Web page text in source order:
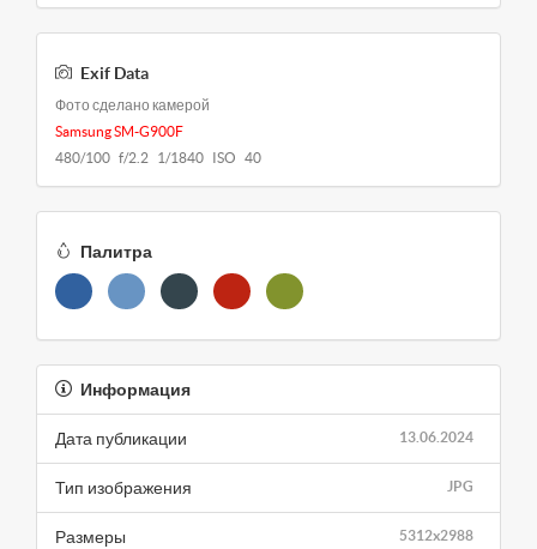
Exif Data
Фото сделано камерой
Samsung SM-G900F
480/100 f/2.2 1/1840 ISO 40
Палитра
Информация
13.06.2024
Дата публикации
JPG
Тип изображения
5312x2988
Размеры